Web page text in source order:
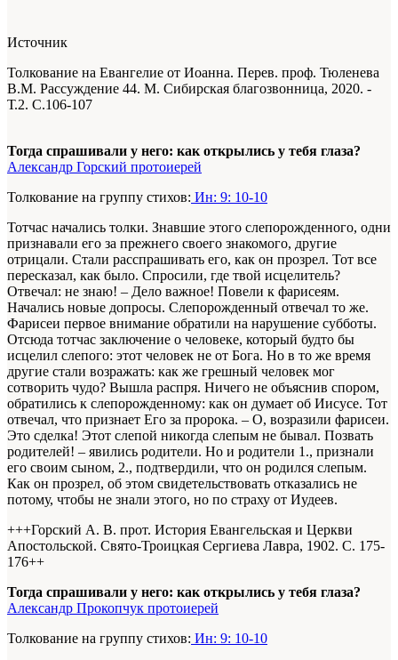
Источник
Толкование на Евангелие от Иоанна. Перев. проф. Тюленева
В.М. Рассуждение 44. М. Сибирская благозвонница, 2020. -
Т.2. С.106-107
Тогда спрашивали у него: как открылись у тебя глаза?
Александр Горский протоиерей
Толкование на группу стихов: Ин: 9: 10-10
Тотчас начались толки. Знавшие этого слепорожденного, одни
признавали его за прежнего своего знакомого, другие
отрицали. Стали расспрашивать его, как он прозрел. Тот все
пересказал, как было. Спросили, где твой исцелитель?
Отвечал: не знаю! – Дело важное! Повели к фарисеям.
Начались новые допросы. Слепорожденный отвечал то же.
Фарисеи первое внимание обратили на нарушение субботы.
Отсюда тотчас заключение о человеке, который будто бы
исцелил слепого: этот человек не от Бога. Но в то же время
другие стали возражать: как же грешный человек мог
сотворить чудо? Вышла распря. Ничего не объяснив спором,
обратились к слепорожденному: как он думает об Иисусе. Тот
отвечал, что признает Его за пророка. – О, возразили фарисеи.
Это сделка! Этот слепой никогда слепым не бывал. Позвать
родителей! – явились родители. Но и родители 1., признали
его своим сыном, 2., подтвердили, что он родился слепым.
Как он прозрел, об этом свидетельствовать отказались не
потому, чтобы не знали этого, но по страху от Иудеев.
+++Горский А. В. прот. История Евангельская и Церкви
Апостольской. Свято-Троицкая Сергиева Лавра, 1902. С. 175-
176++
Тогда спрашивали у него: как открылись у тебя глаза?
Александр Прокопчук протоиерей
Толкование на группу стихов: Ин: 9: 10-10